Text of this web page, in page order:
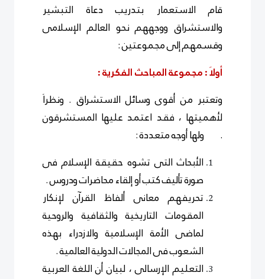
قام الاستعمار بتدريب دعاة التبشير
والاستشراق ووجههم نحو العالم الإسلامى
وقسمهم إلى مجموعتين :
أولاَ : مجموعة المباحث الفكرية :
وتعتبر من أقوى وسائل الاستشراق . ونظراَ
لأهميتها ، فقد اعتمد عليها المستشرقون
. ولها أوجه متعددة :
الأبحاث التى تشوه حقيقة الإسلام فى
صورة تأليف كتب أو إلقاء محاضرات ودروس .
تحريفهم معانى ألفاظ القرآن لإنكار
المقومات التاريخية والثقافية والروحية
لماضى الأمة الإسلامية والازدراء بهذه
الشعوب فى المجالات الدولية العالمية .
التعليم الإرسالى ، لبيان أن اللغة العربية